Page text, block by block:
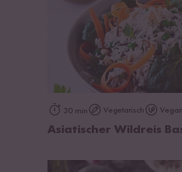
30 min Vegetarisch Vegan
Asiatischer Wildreis